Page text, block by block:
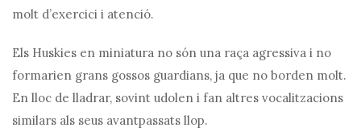
molt d’exercici i atenció.
Els Huskies en miniatura no són una raça agressiva i no
formarien grans gossos guardians, ja que no borden molt.
En lloc de lladrar, sovint udolen i fan altres vocalitzacions
similars als seus avantpassats llop.